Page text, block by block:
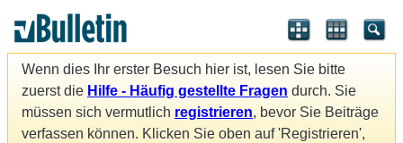
Wenn dies Ihr erster Besuch hier ist, lesen Sie bitte
zuerst die Hilfe - Häufig gestellte Fragen durch. Sie
müssen sich vermutlich registrieren, bevor Sie Beiträge
verfassen können. Klicken Sie oben auf 'Registrieren',